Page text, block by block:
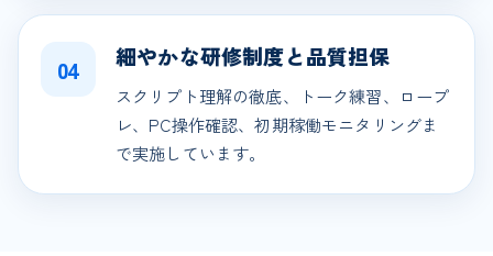
04 細やかな研修制度と品質担保
スクリプト理解の徹底、トーク練習、ロープ
レ、PC操作確認、初期稼働モニタリングま
で実施しています。